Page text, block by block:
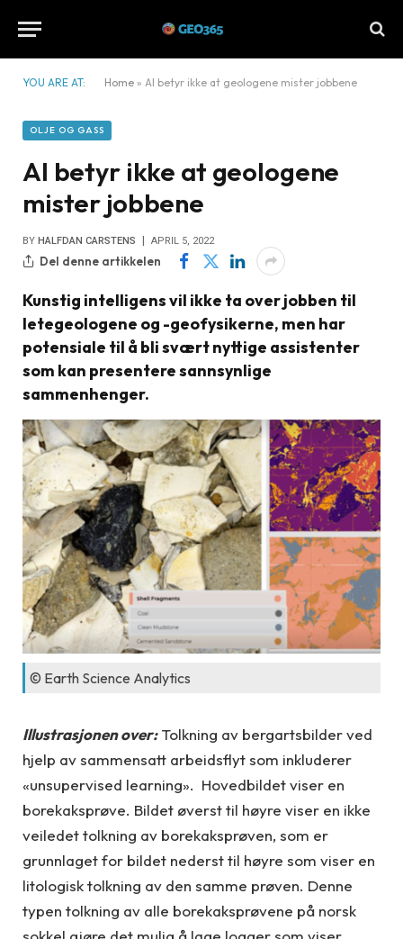
YOU ARE AT: Home » AI betyr ikke at geologene mister jobbene
OLJE OG GASS
AI betyr ikke at geologene
mister jobbene
BY HALFDAN CARSTENS APRIL 5, 2022
Del denne artikkelen
Kunstig intelligens vil ikke ta over jobben til
letegeologene og -geofysikerne, men har
potensiale til å bli svært nyttige assistenter
som kan presentere sannsynlige
sammenhenger.
© Earth Science Analytics
Illustrasjonen over:Tolkning av bergartsbilder ved
hjelp av sammensatt arbeidsflyt som inkluderer
«unsupervised learning». Hovedbildet viser en
borekaksprøve. Bildet øverst til høyre viser en ikke
veiledet tolkning av borekaksprøven, som er
grunnlaget for bildet nederst til høyre som viser en
litologisk tolkning av den samme prøven. Denne
typen tolkning av alle borekaksprøvene på norsk